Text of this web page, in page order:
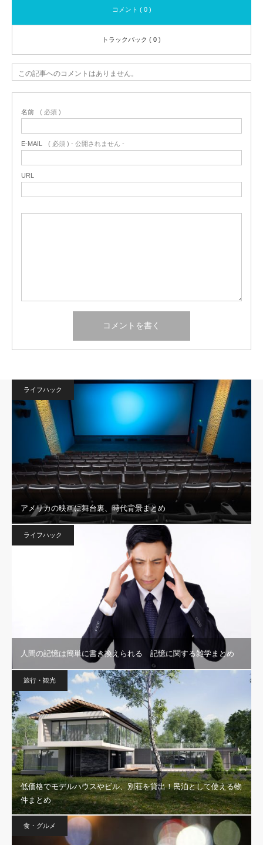
コメント ( 0 )
トラックバック ( 0 )
この記事へのコメントはありません。
名前 ( 必須 )
E-MAIL ( 必須 ) - 公開されません -
URL
ライフハック
アメリカの映画に舞台裏、時代背景まとめ
ライフハック
人間の記憶は簡単に書き換えられる 記憶に関する雑学まとめ
旅行・観光
低価格でモデルハウスやビル、別荘を貸出！民泊として使える物
件まとめ
食・グルメ